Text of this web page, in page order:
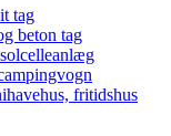
tag
beton tag
fritidshus